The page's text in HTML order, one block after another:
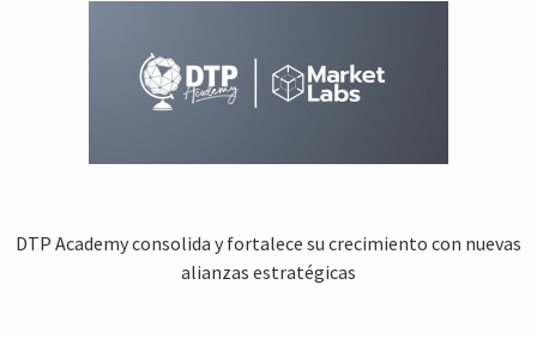
DTP Academy consolida y fortalece su crecimiento con nuevas
alianzas estratégicas